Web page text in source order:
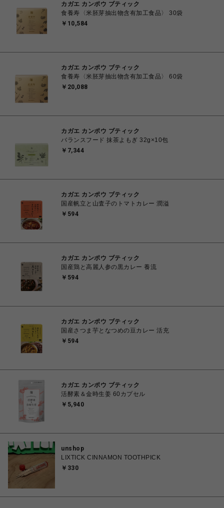
カガエ カンポウ ブティック
食養寿〈米胚芽抽出物含有加工食品〉 30袋
￥10,584
カガエ カンポウ ブティック
食養寿〈米胚芽抽出物含有加工食品〉 60袋
￥20,088
カガエ カンポウ ブティック
バランスフード 抹茶よもぎ 32g×10包
￥7,344
カガエ カンポウ ブティック
国産帆立と山査子のトマトカレー 潤溢
￥594
カガエ カンポウ ブティック
国産鶏と高麗人参の黒カレー 養流
￥594
カガエ カンポウ ブティック
国産さつま芋となつめの豆カレー 活充
￥594
カガエ カンポウ ブティック
活酵素＆金時生姜 60カプセル
￥5,940
unshop
LIXTICK CINNAMON TOOTHPICK
￥330